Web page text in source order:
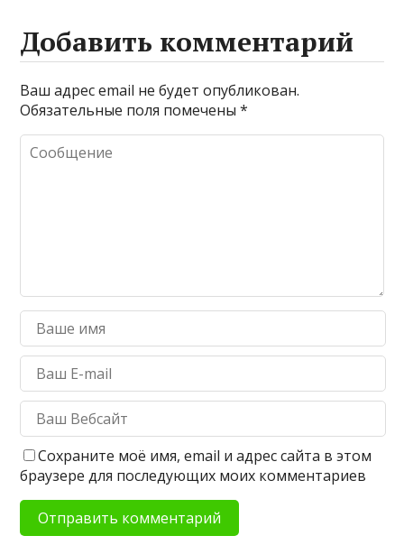
Добавить комментарий
Ваш адрес email не будет опубликован.
Обязательные поля помечены*
Сохраните моё имя, email и адрес сайта в этом
браузере для последующих моих комментариев